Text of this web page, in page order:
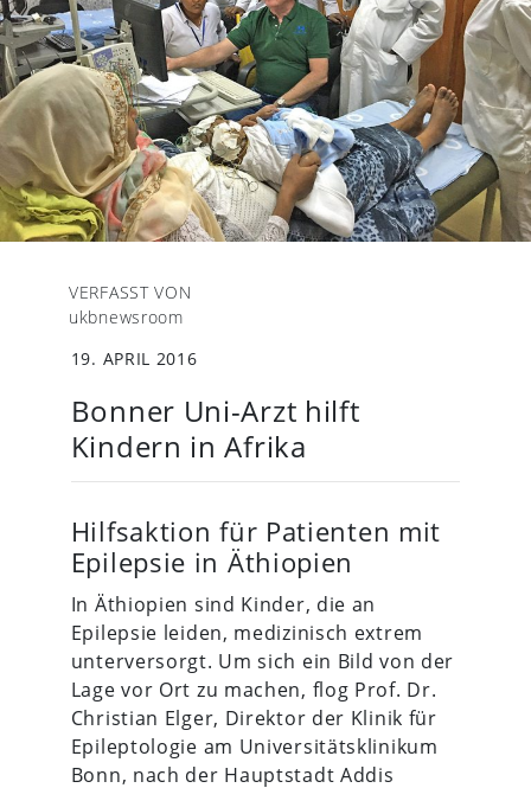
VERFASST VON
ukbnewsroom
19. APRIL 2016
Bonner Uni-Arzt hilft
Kindern in Afrika
Hilfsaktion für Patienten mit
Epilepsie in Äthiopien
In Äthiopien sind Kinder, die an
Epilepsie leiden, medizinisch extrem
unterversorgt. Um sich ein Bild von der
Lage vor Ort zu machen, flog Prof. Dr.
Christian Elger, Direktor der Klinik für
Epileptologie am Universitätsklinikum
Bonn, nach der Hauptstadt Addis